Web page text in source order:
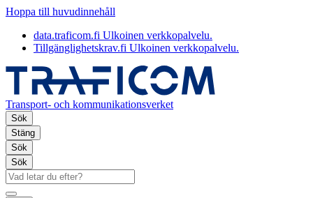
Hoppa till huvudinnehåll
data.traficom.fi Ulkoinen verkkopalvelu.
Tillgänglighetskrav.fi Ulkoinen verkkopalvelu.
Transport- och kommunikationsverket
Sök
Stäng
Sök
Sök